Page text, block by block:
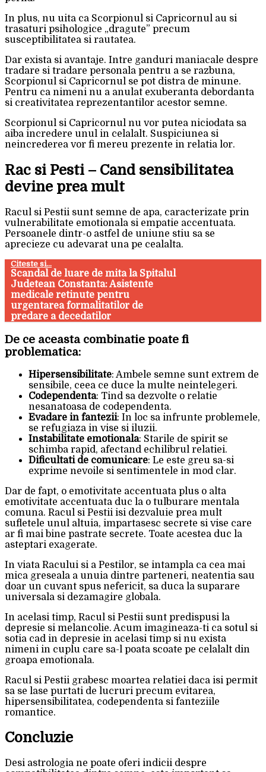
In plus, nu uita ca Scorpionul si Capricornul au si
trasaturi psihologice „dragute” precum
susceptibilitatea si rautatea.
Dar exista si avantaje. Intre ganduri maniacale despre
tradare si tradare personala pentru a se razbuna,
Scorpionul si Capricornul se pot distra de minune.
Pentru ca nimeni nu a anulat exuberanta debordanta
si creativitatea reprezentantilor acestor semne.
Scorpionul si Capricornul nu vor putea niciodata sa
aiba incredere unul in celalalt. Suspiciunea si
neincrederea vor fi mereu prezente in relatia lor.
Rac si Pesti – Cand sensibilitatea
devine prea mult
Racul si Pestii sunt semne de apa, caracterizate prin
vulnerabilitate emotionala si empatie accentuata.
Persoanele dintr-o astfel de uniune stiu sa se
aprecieze cu adevarat una pe cealalta.
Citeste si...
Scandal de luare de mita la Spitalul
Judetean Constanta: Asistente
medicale retinute pentru
urgentarea formalitatilor de
predare a decedatilor
De ce aceasta combinatie poate fi
problematica:
Hipersensibilitate: Ambele semne sunt extrem de
sensibile, ceea ce duce la multe neintelegeri.
Codependenta: Tind sa dezvolte o relatie
nesanatoasa de codependenta.
Evadare in fantezii: In loc sa infrunte problemele,
se refugiaza in vise si iluzii.
Instabilitate emotionala: Starile de spirit se
schimba rapid, afectand echilibrul relatiei.
Dificultati de comunicare: Le este greu sa-si
exprime nevoile si sentimentele in mod clar.
Dar de fapt, o emotivitate accentuata plus o alta
emotivitate accentuata duc la o tulburare mentala
comuna. Racul si Pestii isi dezvaluie prea mult
sufletele unul altuia, impartasesc secrete si vise care
ar fi mai bine pastrate secrete. Toate acestea duc la
asteptari exagerate.
In viata Racului si a Pestilor, se intampla ca cea mai
mica greseala a unuia dintre parteneri, neatentia sau
doar un cuvant spus nefericit, sa duca la suparare
universala si dezamagire globala.
In acelasi timp, Racul si Pestii sunt predispusi la
depresie si melancolie. Acum imagineaza-ti ca sotul si
sotia cad in depresie in acelasi timp si nu exista
nimeni in cuplu care sa-l poata scoate pe celalalt din
groapa emotionala.
Racul si Pestii grabesc moartea relatiei daca isi permit
sa se lase purtati de lucruri precum evitarea,
hipersensibilitatea, codependenta si fanteziile
romantice.
Concluzie
Desi astrologia ne poate oferi indicii despre